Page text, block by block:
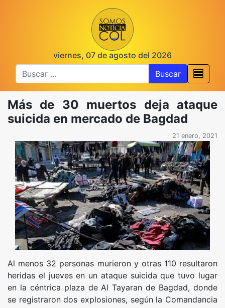
viernes, 07 de agosto del 2026
Buscar
Más de 30 muertos deja ataque
suicida en mercado de Bagdad
21 enero, 2021
Al menos 32 personas murieron y otras 110 resultaron
heridas el jueves en un ataque suicida que tuvo lugar
en la céntrica plaza de Al Tayaran de Bagdad, donde
se registraron dos explosiones, según la Comandancia